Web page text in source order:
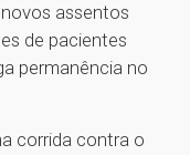
assentos
de pacientes
permanência no
corrida contra o